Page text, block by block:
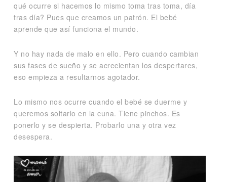
qué ocurre si hacemos lo mismo toma tras toma, día
tras día? Pues que creamos un patrón. El bebé
aprende que así funciona el mundo.
Y no hay nada de malo en ello. Pero cuando cambian
sus fases de sueño y se acrecientan los despertares,
eso empieza a resultarnos agotador.
Lo mismo nos ocurre cuando el bebé se duerme y
queremos soltarlo en la cuna. Tiene pinchos. Es
ponerlo y se despierta. Probarlo una y otra vez
desespera.